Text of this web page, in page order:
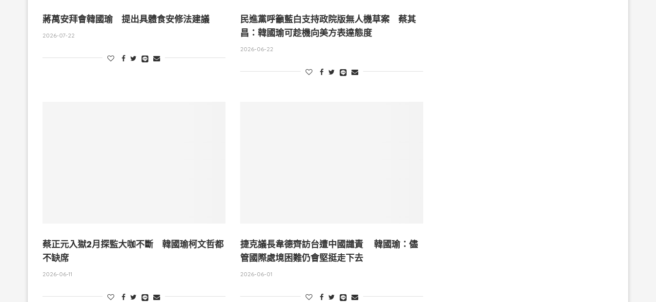
蔣萬安拜會韓國瑜 提出具體食安修法建議
2026-07-22
民進黨呼籲藍白支持政院版無人機草案 蔡其
昌：韓國瑜可趁機向美方表達態度
2026-06-22
蔡正元入獄2月探監大咖不斷 韓國瑜柯文哲都
不缺席
2026-06-11
捷克議長韋德齊訪台遭中國譴責 韓國瑜：儘
管國際處境困難仍會堅挺走下去
2026-06-01